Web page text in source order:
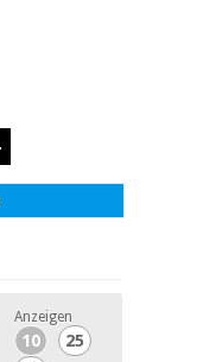
Anzeigen
10
25